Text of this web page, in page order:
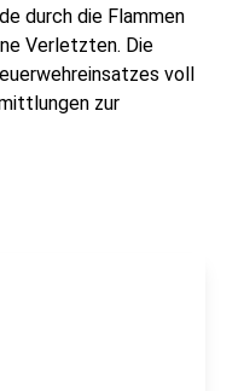
durch die Flammen
Verletzten. Die
voll
zur